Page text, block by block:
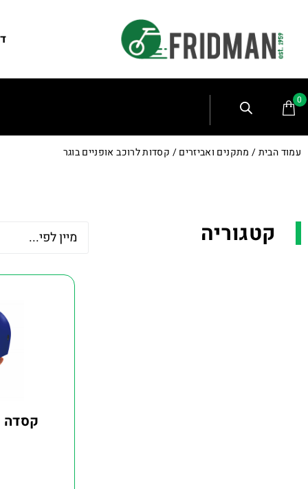
0
עמוד הבית/ מתקנים ואביזרים/ קסדות לרוכב אופניים בוגר
קטגוריה
קסדה